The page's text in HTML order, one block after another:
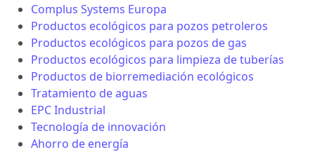
Complus Systems Europa
Productos ecológicos para pozos petroleros
Productos ecológicos para pozos de gas
Productos ecológicos para limpieza de tuberías
Productos de biorremediación ecológicos
Tratamiento de aguas
EPC Industrial
Tecnología de innovación
Ahorro de energía